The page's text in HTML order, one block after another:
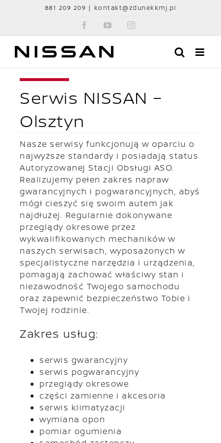
881 209 209 | kontakt@zdunekkmj.pl
FacebookYouTube
Serwis NISSAN –
Olsztyn
Nasze serwisy funkcjonują w oparciu o
najwyższe standardy i posiadają status
Autoryzowanej Stacji Obsługi ASO.
Realizujemy pełen zakres napraw
gwarancyjnych i pogwarancyjnych, abyś
mógł cieszyć się swoim autem jak
najdłużej. Regularnie dokonywane
przeglądy okresowe przez
wykwalifikowanych mechaników w
naszych serwisach, wyposażonych w
specjalistyczne narzędzia i urządzenia,
pomagają zachować właściwy stan i
niezawodność Twojego samochodu
oraz zapewnić bezpieczeństwo Tobie i
Twojej rodzinie.
Zakres usług:
serwis gwarancyjny
serwis pogwarancyjny
przeglądy okresowe
części zamienne i akcesoria
serwis klimatyzacji
wymiana opon
pomiar ogumienia